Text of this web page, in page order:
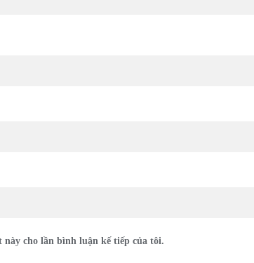
cho lần bình luận kế tiếp của tôi.